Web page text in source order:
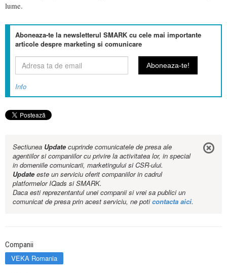
lume.
Aboneaza-te la newsletterul SMARK cu cele mai importante
articole despre marketing si comunicare
Info
Sectiunea Updatecuprinde comunicatele de presa ale
agentiilor si companiilor cu privire la activitatea lor, in special
in domeniile comunicarii, marketingului si CSR-ului.
Updateeste un serviciu oferit companiilor in cadrul
platformelor IQads si SMARK.
Daca esti reprezentantul unei companii si vrei sa publici un
comunicat de presa prin acest serviciu, ne poticontacta aici.
Companii
VEKA Romania